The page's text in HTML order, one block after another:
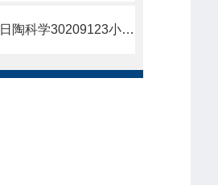
NITTOKAGAKU日陶科学30209123小型电炉北崎备库销售